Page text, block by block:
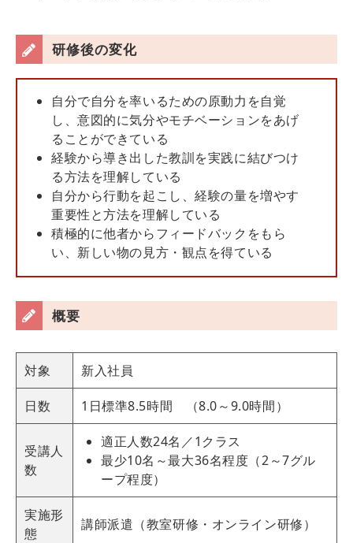
研修後の変化
自分で自分を率いるための原動力を自覚
し、意図的に気分やモチベーションをあげ
ることができている
経験から導き出した教訓を実践に結びつけ
る方法を理解している
自分から行動を起こし、経験の量を増やす
重要性と方法を理解している
積極的に他者からフィードバックをもら
い、新しい物の見方・観点を得ている
概要
対象 新入社員
日数 1日標準8.5時間 （8.0～9.0時間）
受講人
数
適正人数24名／1クラス
最少10名～最大36名程度（2～7グル
ープ程度）
実施形
態
講師派遣（教室研修・オンライン研修）